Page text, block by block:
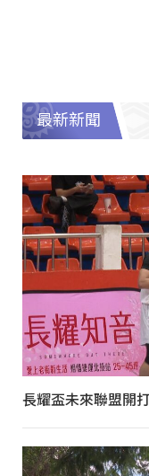
最新新聞
長耀盃未來聯盟開